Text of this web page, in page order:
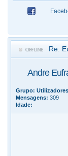
Re:
Andre
Grupo: Utilizadores
Mensagens: 309
Idade: